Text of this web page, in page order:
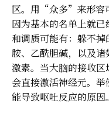
区。用“众多”来形容
因为基本的名单上就
和调质可能有：躲不
胺、乙酰胆碱，以及
激素。当大脑的接收
会直接激活神经元。
能导致呕吐反应的原因。